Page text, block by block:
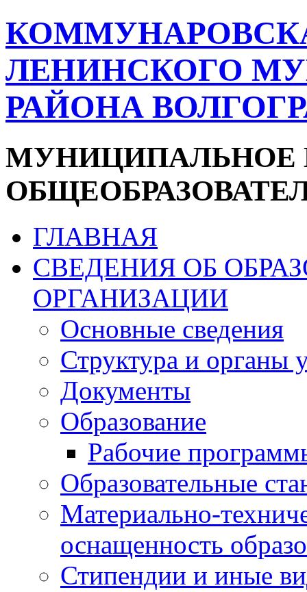
ЛЕНИНСКОГО
РАЙОНА
МУНИЦИПАЛЬНОЕ
ГЛАВНАЯ
СВЕДЕНИЯ ОБ
ОРГАНИЗАЦИИ
Основные сведения
Структура и органы
Документы
Образование
Рабочие
Образовательные
Материально-
оснащенность
Стипендии и иные